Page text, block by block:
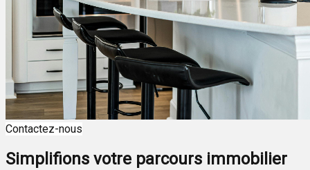
Contactez-nous
Simplifions votre parcours immobilier